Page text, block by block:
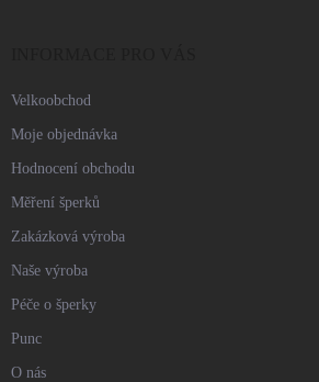
Velkoobchod
Moje objednávka
Hodnocení obchodu
Měření šperků
Zakázková výroba
Naše výroba
Péče o šperky
Punc
O nás